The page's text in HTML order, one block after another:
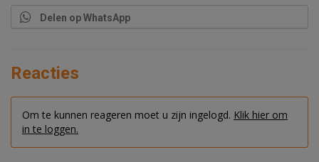
Delen op WhatsApp
Reacties
Om te kunnen reageren moet u zijn ingelogd. Klik hier om
in te loggen.